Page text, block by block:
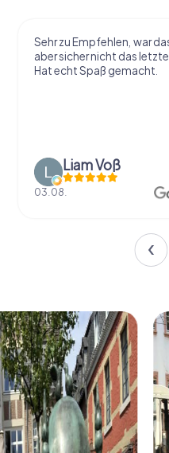
Sehr zu Empfehlen, war
aber sicher nicht das letzte
Hat echt Spaß gemacht.
Liam Voß
03.08.